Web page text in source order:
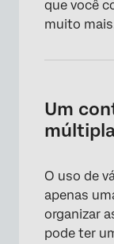
que você
muito
Um
O uso de
apenas
organizar
pode ter